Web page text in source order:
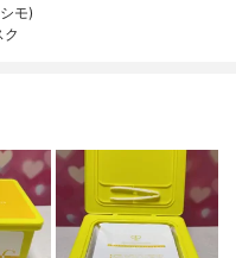
モ)